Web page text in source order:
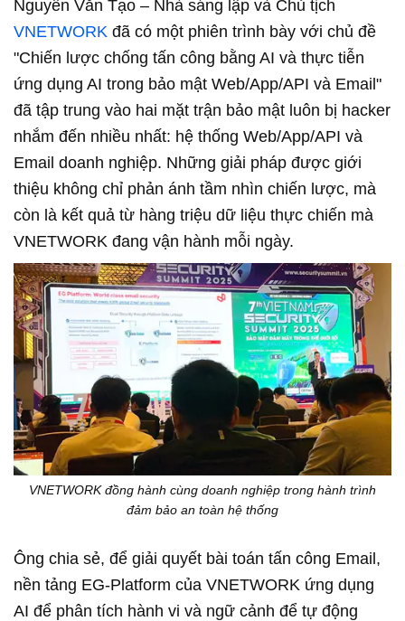
Nguyễn Văn Tạo – Nhà sáng lập và Chủ tịch
VNETWORK đã có một phiên trình bày với chủ đề
"Chiến lược chống tấn công bằng AI và thực tiễn
ứng dụng AI trong bảo mật Web/App/API và Email"
đã tập trung vào hai mặt trận bảo mật luôn bị hacker
nhắm đến nhiều nhất: hệ thống Web/App/API và
Email doanh nghiệp. Những giải pháp được giới
thiệu không chỉ phản ánh tầm nhìn chiến lược, mà
còn là kết quả từ hàng triệu dữ liệu thực chiến mà
VNETWORK đang vận hành mỗi ngày.
VNETWORK đồng hành cùng doanh nghiệp trong hành trình
đảm bảo an toàn hệ thống
Ông chia sẻ, để giải quyết bài toán tấn công Email,
nền tảng EG-Platform của VNETWORK ứng dụng
AI để phân tích hành vi và ngữ cảnh để tự động